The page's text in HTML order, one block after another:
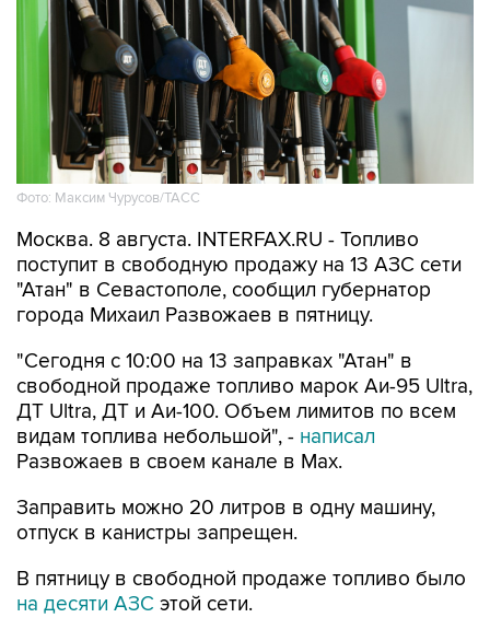
Фото: Максим Чурусов/ТАСС
Москва. 8 августа. INTERFAX.RU - Топливо
"Атан" в Севастополе, сообщил губернатор
города Михаил Развожаев в пятницу.
"Сегодня с 10:00 на 13 заправках "Атан" в
ДТ Ultra, ДТ и Аи-100. Объем лимитов по всем
видам топлива небольшой", - написал
Развожаев в своем канале в Max.
Заправить можно 20 литров в одну машину,
В пятницу в свободной продаже топливо было
Как сообщалось, 22 мая из-за логистических